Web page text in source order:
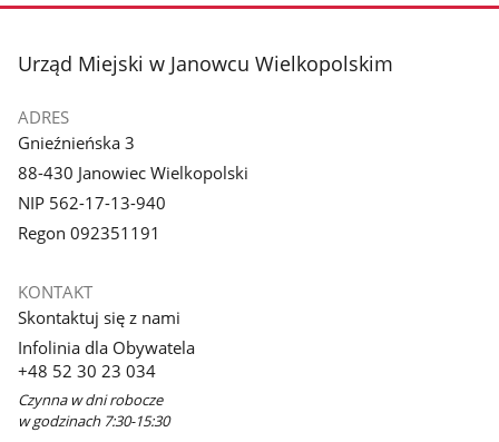
stopka
Urząd Miejski w Janowcu Wielkopolskim
ADRES
Gnieźnieńska 3
88-430 Janowiec Wielkopolski
NIP 562-17-13-940
Regon 092351191
KONTAKT
Skontaktuj się z nami
Infolinia dla Obywatela
+48 52 30 23 034
Czynna w dni robocze
w godzinach 7:30-15:30